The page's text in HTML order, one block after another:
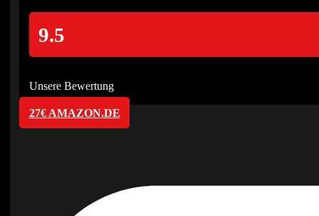
9.5
Unsere Bewertung
27€ AMAZON.DE